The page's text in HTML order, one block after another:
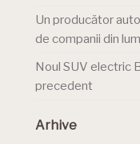
Un producător
de companii din
Noul SUV electric
precedent
Arhive